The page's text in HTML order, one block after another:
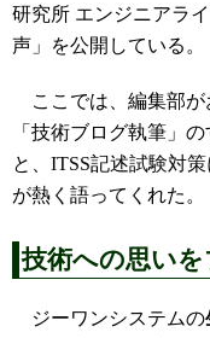
研究所 エンジニアラ
声」を公開している。
ここでは、編集部が
「技術ブログ執筆」
と、ITSS記述試験対
が熱く語ってくれた。
技術への思い
ジーワンシステムの